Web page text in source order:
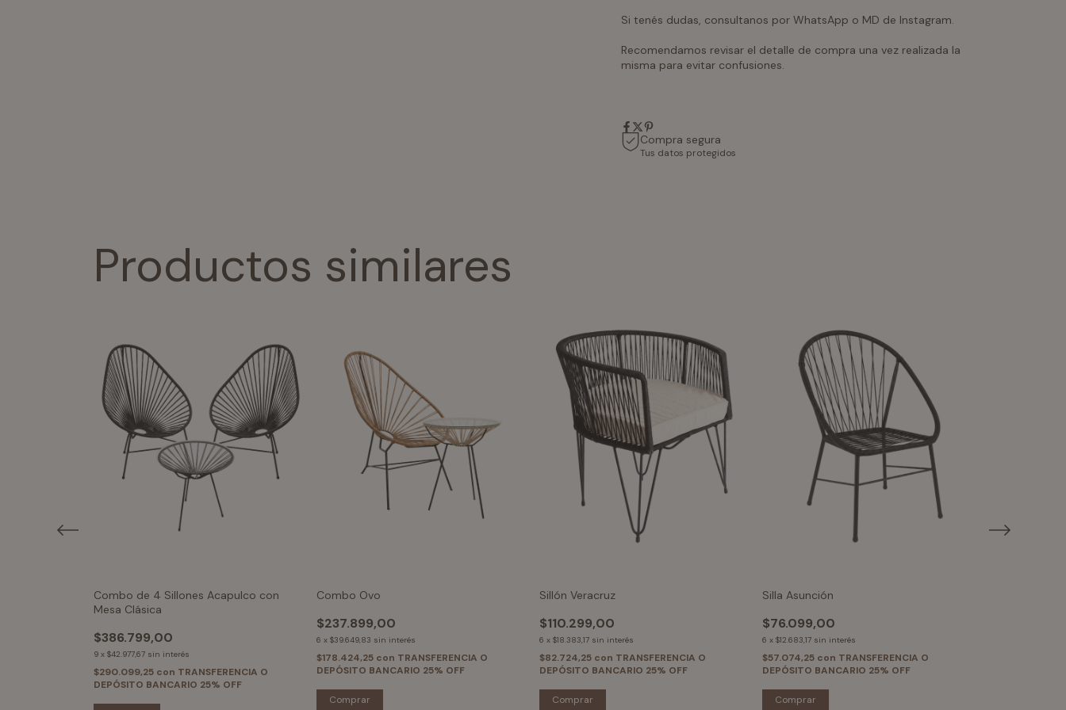
Si tenés dudas, consultanos por WhatsApp o MD de Instagram.
Recomendamos revisar el detalle de compra una vez realizada la
misma para evitar confusiones.
Compra segura
Tus datos protegidos
Productos similares
Combo de 4 Sillones Acapulco con
Mesa Clásica
$386.799,00
9 x $42.977,67 sin interés
$290.099,25 con TRANSFERENCIA O
DEPÓSITO BANCARIO 25% OFF
Combo Ovo
$237.899,00
6 x $39.649,83 sin interés
$178.424,25 con TRANSFERENCIA O
DEPÓSITO BANCARIO 25% OFF
Comprar
Sillón Veracruz
$110.299,00
6 x $18.383,17 sin interés
$82.724,25 con TRANSFERENCIA O
DEPÓSITO BANCARIO 25% OFF
Comprar
Silla Asunción
$76.099,00
6 x $12.683,17 sin interés
$57.074,25 con TRANSFERENCIA O
DEPÓSITO BANCARIO 25% OFF
Comprar